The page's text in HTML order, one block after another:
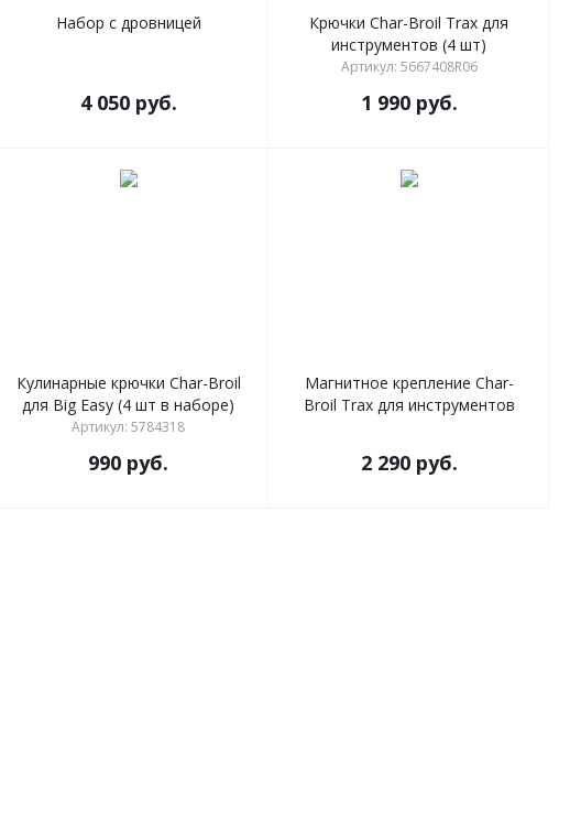
Набор с дровницей
4 050руб.
Крючки Char-Broil Trax для
инструментов (4 шт)
Артикул: 5667408R06
1 990руб.
Кулинарные крючки Char-Broil
для Big Easy (4 шт в наборе)
Артикул: 5784318
990 руб.
Магнитное крепление Char-
Broil Trax для инструментов
2 290руб.